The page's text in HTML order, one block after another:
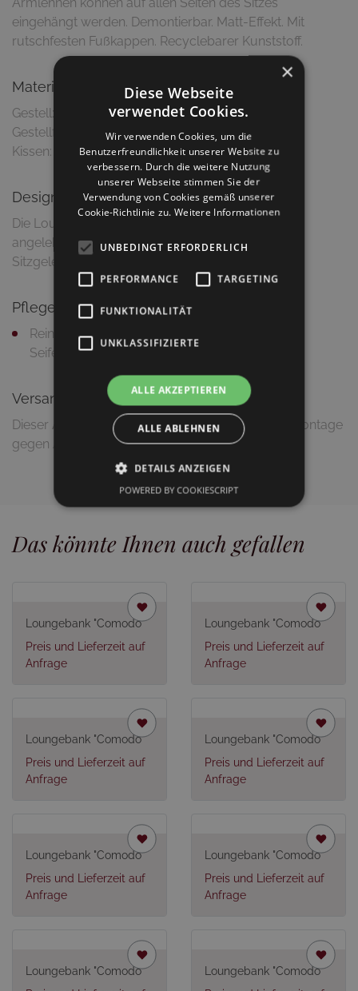
eingehängt werden. Demontierbar. Matt-Effekt. Mit
rutschfesten Fußkappen. Recyclebarer Kunststoff.
Material & Ausführung
Gestell: Polypropylen/Glasfaserverstärkt
Gestellfarbe: Anthrazit
Design
Die Loungebank ist an die Zweige von Bäumen
angelehnt und ein modulares System von
Pflegetipps
Reinigung mit feuchtem Putztuch und milder
Seifenlauge
Versandinformationen
Dieser Artikel wird zerlegt geliefert (Lieferung & Montage
gegen Aufpreis möglich)
Das könnte Ihnen auch gefallen
Loungebank "Comodo"
Preis und Lieferzeit auf
Anfrage
Loungebank "Comodo"
Preis und Lieferzeit auf
Anfrage
Loungebank "Comodo"
Preis und Lieferzeit auf
Anfrage
Loungebank "Comodo"
Preis und Lieferzeit auf
Anfrage
Loungebank "Comodo"
Preis und Lieferzeit auf
Anfrage
Loungebank "Comodo"
Preis und Lieferzeit auf
Anfrage
Loungebank "Comodo"
Loungebank "Comodo"
×
Diese Webseite
verwendet Cookies.
Wir verwenden Cookies, um die
Benutzerfreundlichkeit unserer Website zu
verbessern. Durch die weitere Nutzung
unserer Webseite stimmen Sie der
Verwendung von Cookies gemäß unserer
Cookie-Richtlinie zu.Weitere Informationen
UNBEDINGT ERFORDERLICH
PERFORMANCE TARGETING
FUNKTIONALITÄT
UNKLASSIFIZIERTE
ALLE AKZEPTIEREN
ALLE ABLEHNEN
DETAILS ANZEIGEN
POWERED BY COOKIESCRIPT